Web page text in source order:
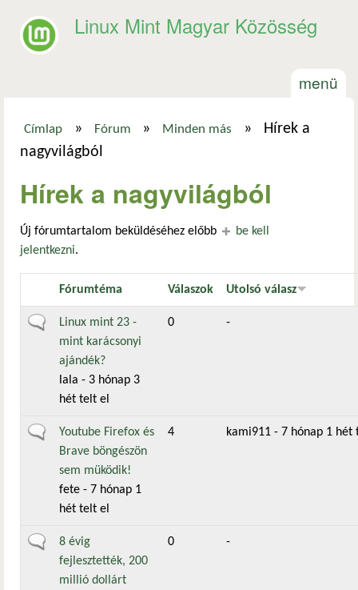
Linux Mint Magyar Közösség
menü
Jelenlegi hely
Címlap » Fórum » Minden más »
Hírek a
nagyvilágból
Hírek a nagyvilágból
Új fórumtartalom beküldéséhez előbb
be kell
jelentkezni.
Fórumtéma Válaszok Utolsó válasz
Általános téma
Linux mint 23 -
mint karácsonyi
ajándék?
lala - 3 hónap 3
hét telt el
0 -
Általános téma
Youtube Firefox és
Brave böngészön
sem müködik!
fete - 7 hónap 1
hét telt el
4 kami911 - 7 hónap 1 hét
Általános téma
8 évig
fejlesztették, 200
millió dollárt
0 -